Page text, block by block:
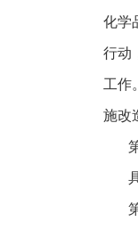
化学
行动
工作
施改